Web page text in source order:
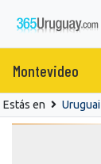
Montevideo
Estás en Uruguai